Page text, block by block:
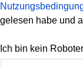
gelesen habe und
Ich bin kein Roboter